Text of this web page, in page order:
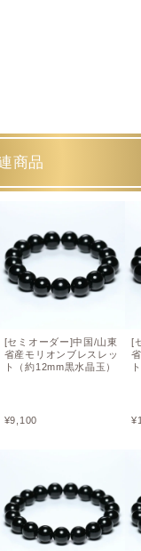
商品
[セミオーダー]中国/山東
省産モリオンブレスレッ
ト（約12mm黒水晶玉）
¥9,100
[
¥